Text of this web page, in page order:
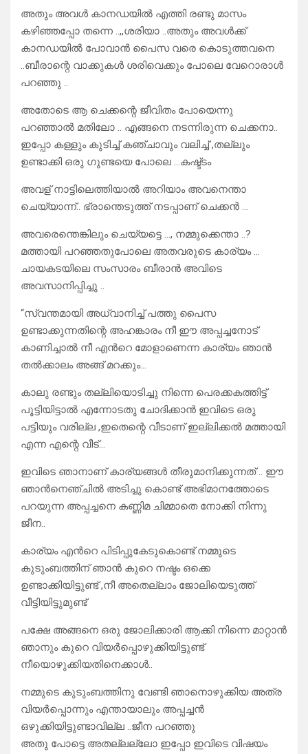
അതും അവൾ കാനഡയിൽ എത്തി രണ്ടു മാസം
കഴിഞ്ഞപ്പോ തന്നെ ..,,ശരിയാ ..അതും അവൾക്ക്
കാനഡയിൽ പോവാൻ പൈസ വരെ കൊടുത്തവനെ
..ബീരാന്റെ വാക്കുകൾ ശരിവെക്കും പോലെ വേറൊരാൾ
പറഞ്ഞു ..
അതോടെ ആ ചെക്കന്റെ ജീവിതം പോയെന്നു
പറഞ്ഞാൽ മതിലോ .. എങ്ങനെ നടന്നിരുന്ന ചെക്കനാ..
ഇപ്പോ കള്ളും കുടിച്ച് കഞ്ചാവും വലിച്ച് ,തല്ലും
ഉണ്ടാക്കി ഒരു ഗുണ്ടയെ പോലെ …കഷ്ട്ടം
അവള് നാട്ടിലെത്തിയാൽ അറിയാം അവനെന്താ
ചെയ്യാന്ന്.. ഭ്രാന്തെടുത്ത് നടപ്പാണ് ചെക്കൻ …
അവരെന്തെങ്കിലും ചെയ്യട്ടെ …, നമ്മുക്കെന്താ ..?
മത്തായി പറഞ്ഞതുപോലെ അതവരുടെ കാര്യം …
ചായകടയിലെ സംസാരം ബീരാൻ അവിടെ
അവസാനിപ്പിച്ചു ..
“സ്വന്തമായി അധ്വാനിച്ച് പത്തു പൈസ
ഉണ്ടാക്കുന്നതിന്റെ അഹങ്കാരം നീ ഈ അപ്പച്ചനോട്
കാണിച്ചാൽ നീ എൻറെ മോളാണെന്ന കാര്യം ഞാൻ
തൽക്കാലം അങ്ങ് മറക്കും…
കാലു രണ്ടും തല്ലിയൊടിച്ചു നിന്നെ പെരക്കകത്തിട്ട്
പൂട്ടിയിട്ടാൽ എന്നോടതു ചോദിക്കാൻ ഇവിടെ ഒരു
പട്ടിയും വരില്ല ,ഇതെന്റെ വീടാണ് ഇല്ലിക്കൽ മത്തായി
എന്ന എന്റെ വീട്…
ഇവിടെ ഞാനാണ് കാര്യങ്ങൾ തീരുമാനിക്കുന്നത് .. ഈ
ഞാൻനെഞ്ചിൽ അടിച്ചു കൊണ്ട് അഭിമാനത്തോടെ
പറയുന്ന അപ്പച്ചനെ കണ്ണിമ ചിമ്മാതെ നോക്കി നിന്നു
ജീന..
കാര്യം എൻറെ പിടിപ്പുകേടുകൊണ്ട് നമ്മുടെ
കുടുംബത്തിന് ഞാൻ കുറെ നഷ്ടം ഒക്കെ
ഉണ്ടാക്കിയിട്ടുണ്ട് ,നീ അതെല്ലാം ജോലിയെടുത്ത്
വീട്ടിയിട്ടുമുണ്ട്
പക്ഷേ അങ്ങനെ ഒരു ജോലിക്കാരി ആക്കി നിന്നെ മാറ്റാൻ
ഞാനും കുറെ വിയർപ്പൊഴുക്കിയിട്ടുണ്ട്
നീയൊഴുക്കിയതിനെക്കാൾ..
നമ്മുടെ കുടുംബത്തിനു വേണ്ടി ഞാനൊഴുക്കിയ അത്ര
വിയർപ്പൊന്നും എന്തായാലും അപ്പച്ചൻ
ഒഴുക്കിയിട്ടുണ്ടാവില്ല ..ജീന പറഞ്ഞു
അതു പോട്ടെ അതല്ലല്ലോ ഇപ്പോ ഇവിടെ വിഷയം